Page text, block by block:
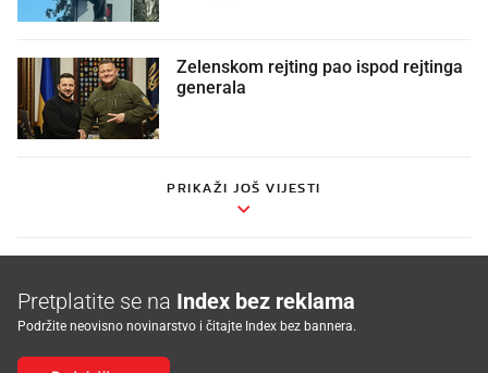
Zelenskom rejting pao ispod rejtinga
generala
PRIKAŽI JOŠ VIJESTI
Pretplatite se na Index bez reklama
Podržite neovisno novinarstvo i čitajte Index bez bannera.